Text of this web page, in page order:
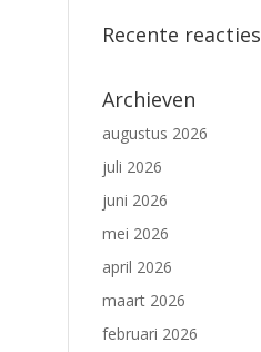
Recente reacties
Archieven
augustus 2026
juli 2026
juni 2026
mei 2026
april 2026
maart 2026
februari 2026